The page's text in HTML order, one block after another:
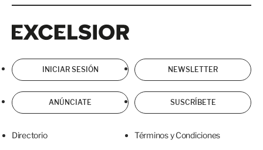
INICIAR SESIÓN NEWSLETTER
ANÚNCIATE SUSCRÍBETE
Directorio Términos y Condiciones